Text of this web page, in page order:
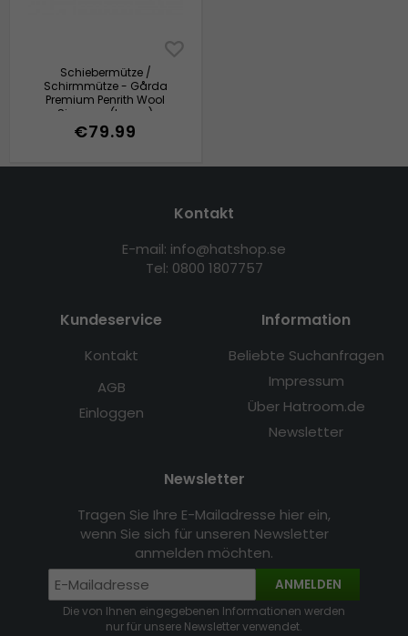
Schiebermütze /
Schirmmütze - Gårda
Premium Penrith Wool
Sixpence (braun)
€79.99
Kontakt
E-mail: info@hatshop.se
Tel: 0800 1807757
Kundeservice
Kontakt
AGB
Einloggen
Information
Beliebte Suchanfragen
Impressum
Über Hatroom.de
Newsletter
Newsletter
Tragen Sie Ihre E-Mailadresse hier ein,
wenn Sie sich für unseren Newsletter
anmelden möchten.
ANMELDEN
Die von Ihnen eingegebenen Informationen werden
nur für unsere Newsletter verwendet.